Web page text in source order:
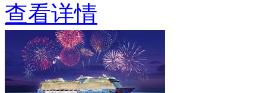
查看详情